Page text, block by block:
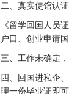
二、真实使馆认
《留学回国人员
户口、创业申请
三、工作未确定
四、回国进私企
理一份毕业证即可